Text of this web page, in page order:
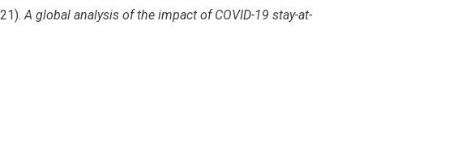
A global analysis of the impact of COVID-19 stay-at-